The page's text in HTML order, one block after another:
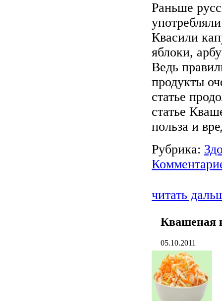
Раньше
Квасили
яблоки,
Ведь
продукты
статье
статье
польза и
Рубрика:
читать
Квашеная
05.10.2011